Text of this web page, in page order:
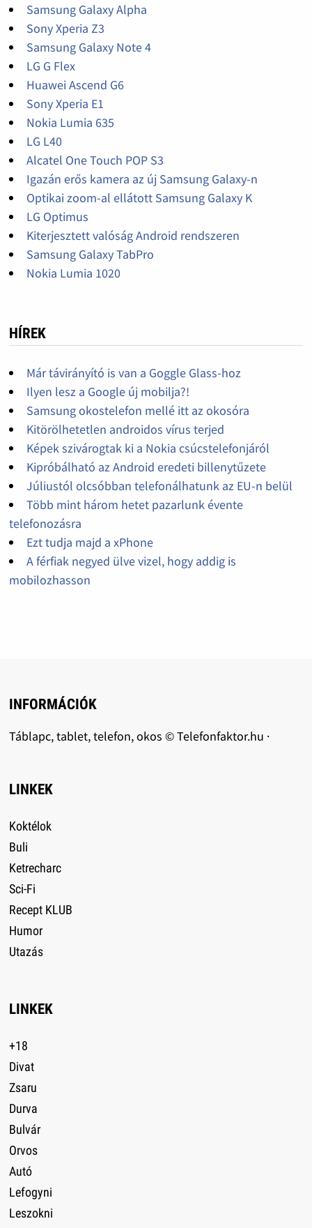
Samsung Galaxy Alpha
Sony Xperia Z3
Samsung Galaxy Note 4
LG G Flex
Huawei Ascend G6
Sony Xperia E1
Nokia Lumia 635
LG L40
Alcatel One Touch POP S3
Igazán erős kamera az új Samsung Galaxy-n
Optikai zoom-al ellátott Samsung Galaxy K
LG Optimus
Kiterjesztett valóság Android rendszeren
Samsung Galaxy TabPro
Nokia Lumia 1020
HÍREK
Már távirányító is van a Goggle Glass-hoz
Ilyen lesz a Google új mobilja?!
Samsung okostelefon mellé itt az okosóra
Kitörölhetetlen androidos vírus terjed
Képek szivárogtak ki a Nokia csúcstelefonjáról
Kipróbálható az Android eredeti billenytűzete
Júliustól olcsóbban telefonálhatunk az EU-n belül
Több mint három hetet pazarlunk évente
telefonozásra
Ezt tudja majd a xPhone
A férfiak negyed ülve vizel, hogy addig is
mobilozhasson
INFORMÁCIÓK
Táblapc, tablet, telefon, okos © Telefonfaktor.hu ·
LINKEK
Koktélok
Buli
Ketrecharc
Sci-Fi
Recept KLUB
Humor
Utazás
LINKEK
+18
Divat
Zsaru
Durva
Bulvár
Orvos
Autó
Lefogyni
Leszokni